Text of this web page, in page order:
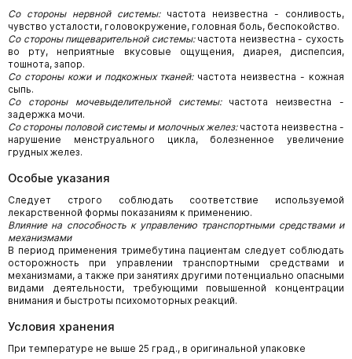
Со стороны нервной системы: частота неизвестна - сонливость,
чувство усталости, головокружение, головная боль, беспокойство.
Со стороны пищеварительной системы: частота неизвестна - сухость
во рту, неприятные вкусовые ощущения, диарея, диспепсия,
тошнота, запор.
Со стороны кожи и подкожных тканей:частота неизвестна - кожная
сыпь.
Со стороны мочевыделительной системы:частота неизвестна -
задержка мочи.
Со стороны половой системы и молочных желез:частота неизвестна -
нарушение менструального цикла, болезненное увеличение
грудных желез.
Особые указания
Следует строго соблюдать соответствие используемой
лекарственной формы показаниям к применению.
Влияние на способность к управлению транспортными средствами и
механизмами
В период применения тримебутина пациентам следует соблюдать
осторожность при управлении транспортными средствами и
механизмами, а также при занятиях другими потенциально опасными
видами деятельности, требующими повышенной концентрации
внимания и быстроты психомоторных реакций.
Условия хранения
При температуре не выше 25 град., в оригинальной упаковке